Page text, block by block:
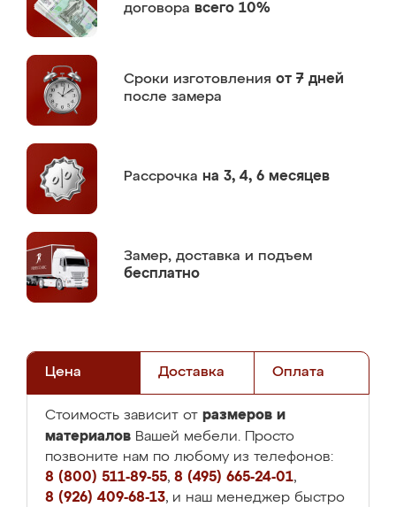
договора всего 10%
Сроки изготовления от 7 дней
после замера
Рассрочка на 3, 4, 6 месяцев
Замер, доставка и подъем
бесплатно
Цена Доставка Оплата
Стоимость зависит от размеров и
материалов Вашей мебели. Просто
позвоните нам по любому из телефонов:
8 (800) 511-89-55, 8 (495) 665-24-01,
8 (926) 409-68-13, и наш менеджер быстро